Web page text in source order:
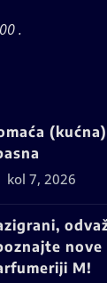
.
kol 7, 2026
nove
M!